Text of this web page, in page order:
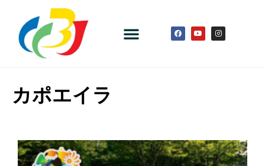
カポエイラ